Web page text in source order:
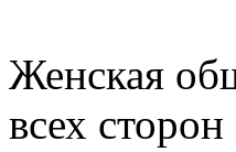
Женская
всех